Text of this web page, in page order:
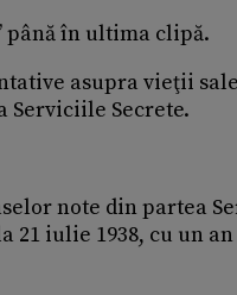
până în ultima clipă.
asupra vieţii
Secrete.
note din partea
iulie 1938, cu un